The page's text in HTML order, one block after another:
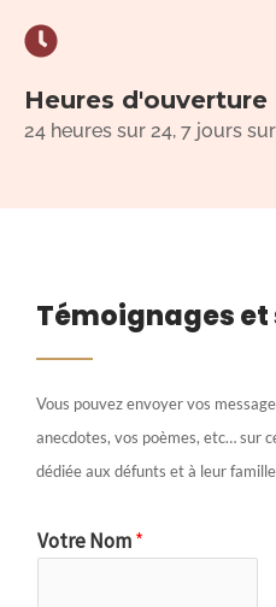
Heures d'ouverture
24 heures sur 24, 7 jours
Témoignages
Vous pouvez envoyer vos
anecdotes, vos poèmes, etc… sur
dédiée aux défunts et à leur
Votre Nom*